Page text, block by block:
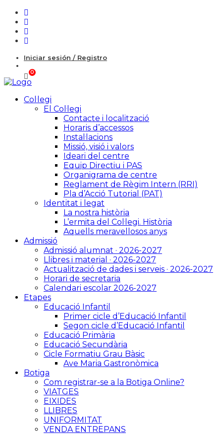
Iniciar sesión / Registro
Col·legi
El Col·legi
Contacte i localització
Horaris d’accessos
Instal·lacions
Missió, visió i valors
Ideari del centre
Equip Directiu i PAS
Organigrama de centre
Reglament de Règim Intern (RRI)
Pla d’Acció Tutorial (PAT)
Identitat i legat
La nostra història
L’ermita del Col·legi. Història
Aquells meravellosos anys
Admissió
Admissió alumnat · 2026-2027
Llibres i material · 2026-2027
Actualització de dades i serveis · 2026-2027
Horari de secretaria
Calendari escolar 2026-2027
Etapes
Educació Infantil
Primer cicle d’Educació Infantil
Segon cicle d’Educació Infantil
Educació Primària
Educació Secundària
Cicle Formatiu Grau Bàsic
Ave Maria Gastronòmica
Botiga
Com registrar-se a la Botiga Online?
VIATGES
EIXIDES
LLIBRES
UNIFORMITAT
VENDA ENTREPANS